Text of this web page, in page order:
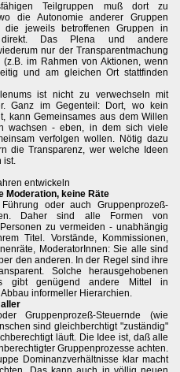
Teilgruppen muß dort zu
die Autonomie anderer Gruppen
die jeweils betroffenen Gruppen in
Das Plena und andere
nur der Transparentmachung
im Rahmen von Aktionen, wenn
und am gleichen Ort stattfinden
ist nicht zu verwechseln mit
Ganz im Gegenteil: Dort, wo kein
kann Gemeinsames aus dem Willen
wachsen - eben, in dem sich viele
verfolgen wollen. Nötig dazu
die Transparenz, wer welche Ideen
ist.
entwickeln
Moderation, keine Räte
oder auch Gruppenprozeß-
Daher sind alle Formen von
zu vermeiden - unabhängig
Titel. Vorstände, Kommissionen,
ModeratorInnen: Sie alle sind
den anderen. In der Regel sind ihre
Solche herausgehobenen
gibt genügend andere Mittel in
informeller Hierarchien.
Gruppenprozeß-Steuernde (wie
sind gleichberchtigt "zuständig"
läuft. Die Idee ist, daß alle
Gruppenprozesse achten.
Dominanzverhältnisse klar macht